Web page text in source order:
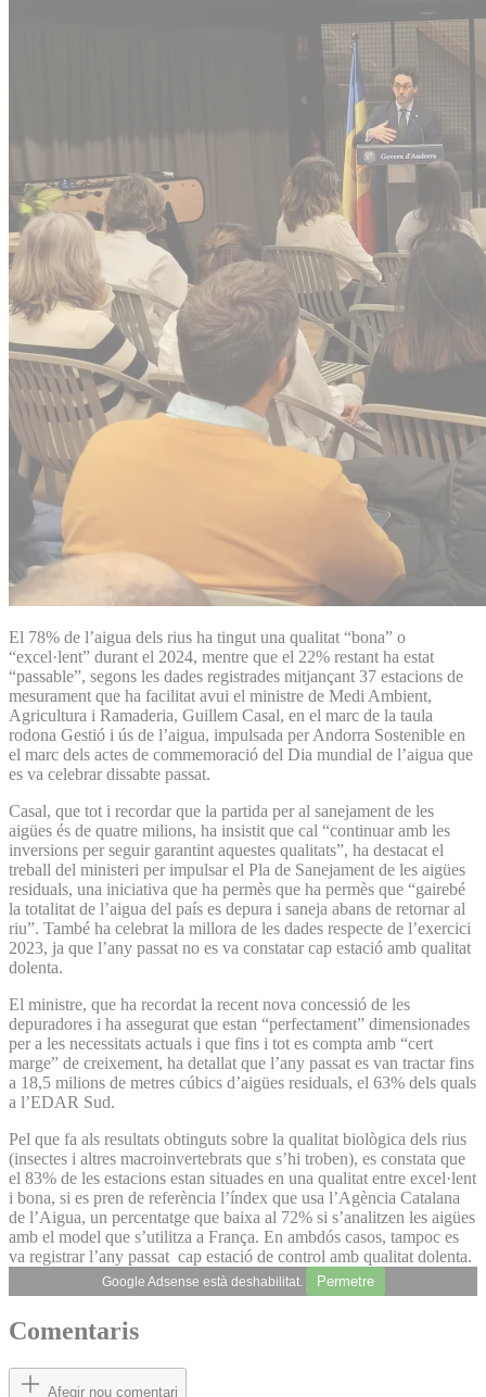
El 78% de l’aigua dels rius ha tingut una qualitat “bona” o
“excel·lent” durant el 2024, mentre que el 22% restant ha estat
“passable”, segons les dades registrades mitjançant 37 estacions de
mesurament que ha facilitat avui el ministre de Medi Ambient,
Agricultura i Ramaderia, Guillem Casal, en el marc de la taula
rodona Gestió i ús de l’aigua, impulsada per Andorra Sostenible en
el marc dels actes de commemoració del Dia mundial de l’aigua que
es va celebrar dissabte passat.
Casal, que tot i recordar que la partida per al sanejament de les
aigües és de quatre milions, ha insistit que cal “continuar amb les
inversions per seguir garantint aquestes qualitats”, ha destacat el
treball del ministeri per impulsar el Pla de Sanejament de les aigües
residuals, una iniciativa que ha permès que ha permès que “gairebé
la totalitat de l’aigua del país es depura i saneja abans de retornar al
riu”. També ha celebrat la millora de les dades respecte de l’exercici
2023, ja que l’any passat no es va constatar cap estació amb qualitat
dolenta.
El ministre, que ha recordat la recent nova concessió de les
depuradores i ha assegurat que estan “perfectament” dimensionades
per a les necessitats actuals i que fins i tot es compta amb “cert
marge” de creixement, ha detallat que l’any passat es van tractar fins
a 18,5 milions de metres cúbics d’aigües residuals, el 63% dels quals
a l’EDAR Sud.
Pel que fa als resultats obtinguts sobre la qualitat biològica dels rius
(insectes i altres macroinvertebrats que s’hi troben), es constata que
el 83% de les estacions estan situades en una qualitat entre excel·lent
i bona, si es pren de referència l’índex que usa l’Agència Catalana
de l’Aigua, un percentatge que baixa al 72% si s’analitzen les aigües
amb el model que s’utilitza a França. En ambdós casos, tampoc es
va registrar l’any passat cap estació de control amb qualitat dolenta.
Google Adsense està deshabilitat. Permetre
Comentaris
Afegir nou comentari